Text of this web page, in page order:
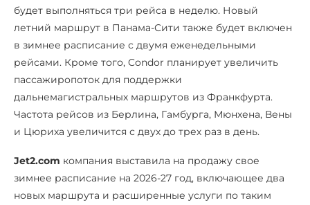
будет выполняться три рейса в неделю. Новый
летний маршрут в Панама-Сити также будет включен
в зимнее расписание с двумя еженедельными
рейсами. Кроме того, Condor планирует увеличить
пассажиропоток для поддержки
дальнемагистральных маршрутов из Франкфурта.
Частота рейсов из Берлина, Гамбурга, Мюнхена, Вены
и Цюриха увеличится с двух до трех раз в день.
Jet2.com компания выставила на продажу свое
зимнее расписание на 2026-27 год, включающее два
новых маршрута и расширенные услуги по таким